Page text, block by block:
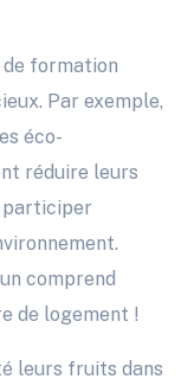
de formation
Par exemple,
éco-
réduire leurs
participer
comprend
de logement !
leurs fruits dans